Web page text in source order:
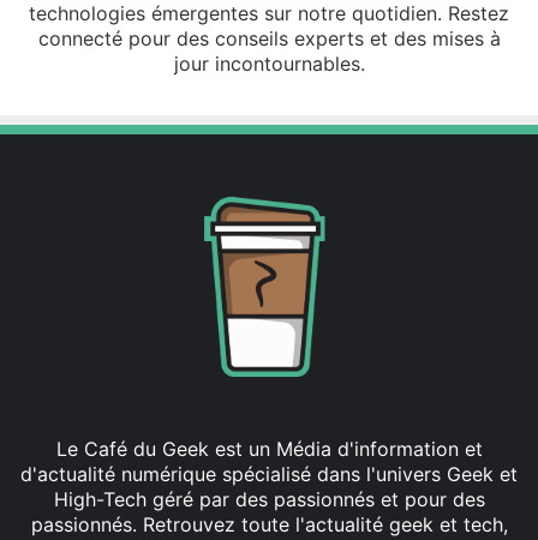
technologies émergentes sur notre quotidien. Restez
connecté pour des conseils experts et des mises à
jour incontournables.
Le Café du Geek est un Média d'information et
d'actualité numérique spécialisé dans l'univers Geek et
High-Tech géré par des passionnés et pour des
passionnés. Retrouvez toute l'actualité geek et tech,